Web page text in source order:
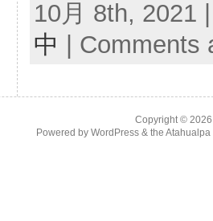
10月 8th, 2021
中
Comments
Copyright ©
Powered by WordPress& the Atahualpa